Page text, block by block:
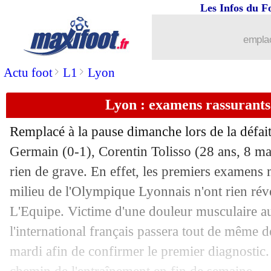
Actu foot> L1 > Lyon
Les Infos du
Lyon : examens
Remplacé à la pause dimanche lors de la
Germain (0-1), Corentin Tolisso (28 ans, 8
rien de grave. En effet, les premiers examens
milieu de l'Olympique Lyonnais n'ont rien
L'Equipe. Victime d'une douleur musculaire
l'international français passera tout de même
mardi afin de confirmer le premier
Nice: ça se confirme pour Favre !
20/09 Man Utd
20/09 Real: Liverpool ne lâche pas
20/09 Juve : virer Allegri, c'est trop cher ?
20/09 Man Utd: Fernandes se défend en
20/09 Nice: Pochettino est intéressé
20/09 Bayern: Coman a repris la course
20/09 Atletico: Griezmann, le Barça